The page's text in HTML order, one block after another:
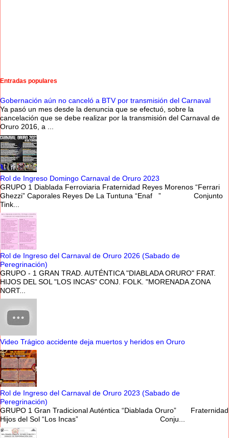
Entradas populares
Gobernación aún no canceló a BTV por transmisión del Carnaval
Ya pasó un mes desde la denuncia que se efectuó, sobre la
cancelación que se debe realizar por la transmisión del Carnaval de
Oruro 2016, a ...
Rol de Ingreso Domingo Carnaval de Oruro 2023
GRUPO 1 Diablada Ferroviaria Fraternidad Reyes Morenos “Ferrari
Ghezzi” Caporales Reyes De La Tuntuna “Enaf ” Conjunto
Tink...
Rol de Ingreso del Carnaval de Oruro 2026 (Sabado de
Peregrinación)
GRUPO - 1 GRAN TRAD. AUTÉNTICA "DIABLADA ORURO" FRAT.
HIJOS DEL SOL "LOS INCAS" CONJ. FOLK. "MORENADA ZONA
NORT...
Video Trágico accidente deja muertos y heridos en Oruro
Rol de Ingreso del Carnaval de Oruro 2023 (Sabado de
Peregrinación)
GRUPO 1 Gran Tradicional Auténtica “Diablada Oruro” Fraternidad
Hijos del Sol “Los Incas” Conju...